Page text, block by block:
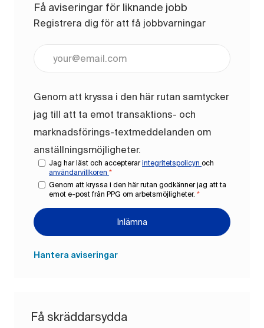
Få aviseringar för liknande jobb
Registrera dig för att få jobbvarningar
Genom att kryssa i den här rutan samtycker
jag till att ta emot transaktions- och
marknadsförings-textmeddelanden om
anställningsmöjligheter.
Jag har läst och accepterarintegritetspolicyn och
användarvillkoren *
Genom att kryssa i den här rutan godkänner jag att ta
emot e-post från PPG om arbetsmöjligheter. *
Inlämna
Hantera aviseringar
Få skräddarsydda